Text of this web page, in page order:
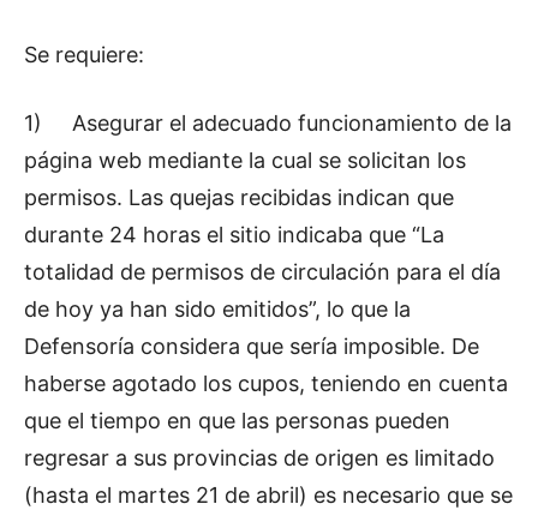
Se requiere:
1) Asegurar el adecuado funcionamiento de la
página web mediante la cual se solicitan los
permisos. Las quejas recibidas indican que
durante 24 horas el sitio indicaba que “La
totalidad de permisos de circulación para el día
de hoy ya han sido emitidos”, lo que la
Defensoría considera que sería imposible. De
haberse agotado los cupos, teniendo en cuenta
que el tiempo en que las personas pueden
regresar a sus provincias de origen es limitado
(hasta el martes 21 de abril) es necesario que se